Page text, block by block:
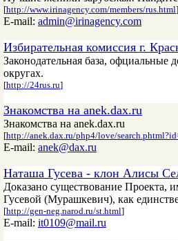
[http://www.irinagency.com/members/rus.html]
E-mail: admin@irinagency.com
Избирательная комиссия г.
Законодательная база,
округах.
[http://24rus.ru]
Знакомства на anek.dax.ru
Знакомства на anek.dax.ru
[http://anek.dax.ru/php4/love/
E-mail: anek@dax.ru
Наташа Гусева - клон Алисы
Доказано существование
Гусевой (Мурашкевич), как
[http://gen-neg.narod.ru/st.html]
E-mail: it0109@mail.ru